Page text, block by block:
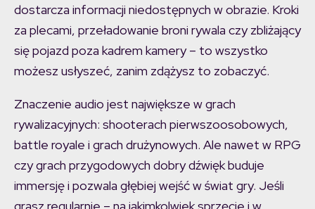
dostarcza informacji niedostępnych w obrazie. Kroki
za plecami, przeładowanie broni rywala czy zbliżający
się pojazd poza kadrem kamery – to wszystko
możesz usłyszeć, zanim zdążysz to zobaczyć.
Znaczenie audio jest największe w grach
rywalizacyjnych: shooterach pierwszoosobowych,
battle royale i grach drużynowych. Ale nawet w RPG
czy grach przygodowych dobry dźwięk buduje
immersję i pozwala głębiej wejść w świat gry. Jeśli